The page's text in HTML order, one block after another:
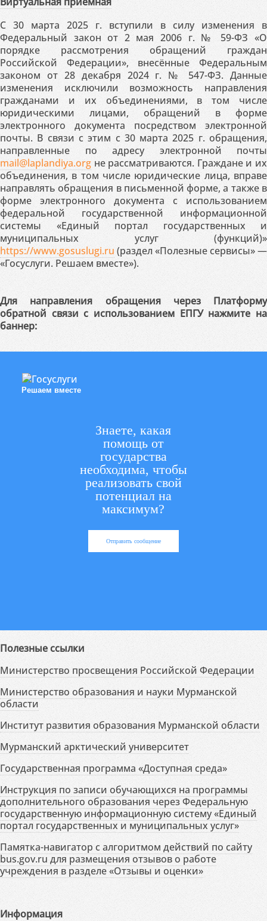
С 30 марта 2025 г. вступили в силу изменения в
Федеральный закон от 2 мая 2006 г. № 59-ФЗ «О
порядке рассмотрения обращений граждан
Российской Федерации», внесённые Федеральным
законом от 28 декабря 2024 г. № 547-ФЗ. Данные
изменения исключили возможность направления
гражданами и их объединениями, в том числе
юридическими лицами, обращений в форме
электронного документа посредством электронной
почты. В связи с этим с 30 марта 2025 г. обращения,
направленные по адресу электронной почты
mail@laplandiya.org не рассматриваются. Граждане и их
объединения, в том числе юридические лица, вправе
направлять обращения в письменной форме, а также в
форме электронного документа с использованием
федеральной государственной информационной
системы «Единый портал государственных и
муниципальных услуг (функций)»
https://www.gosuslugi.ru (раздел «Полезные сервисы» —
«Госуслуги. Решаем вместе»).
Для направления обращения через Платформу
обратной связи с использованием ЕПГУ нажмите на
баннер:
Решаем вместе
Знаете, какая
помощь от
государства
необходима, чтобы
реализовать свой
потенциал на
максимум?
Отправить сообщение
Полезные ссылки
Министерство просвещения Российской Федерации
Министерство образования и науки Мурманской
области
Институт развития образования Мурманской области
Мурманский арктический университет
Государственная программа «Доступная среда»
Инструкция по записи обучающихся на программы
дополнительного образования через Федеральную
государственную информационную систему «Единый
портал государственных и муниципальных услуг»
Памятка-навигатор с алгоритмом действий по сайту
bus.gov.ru для размещения отзывов о работе
учреждения в разделе «Отзывы и оценки»
Информация